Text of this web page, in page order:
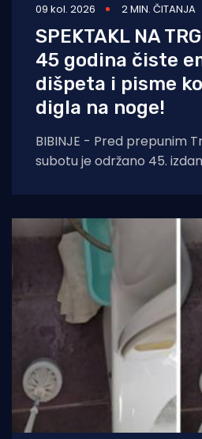
09 kol. 2026 2 MIN. ČITANJA
SPEKTAKL NA
45 godina čiste
dišpeta i pisme
digla na noge!
BIBINJE - Pred prepunim
subotu je održano 45.